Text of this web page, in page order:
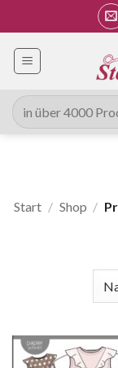
Inhalt
springen
Suche
nach:
Start / Shop /